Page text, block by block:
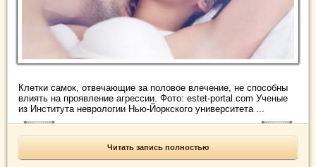
Клетки самок, отвечающие за половое влечение, не способны
влиять на проявление агрессии. Фото: estet-portal.com Ученые
из Института неврологии Нью-Йоркского университета ...
Читать запись полностью